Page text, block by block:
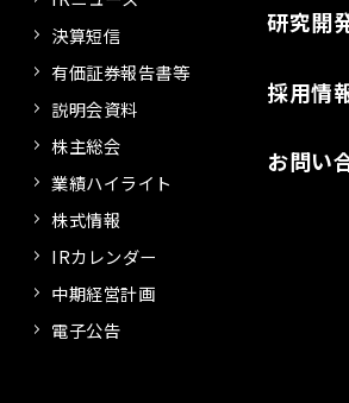
決算短信
有価証券報告書等
説明会資料
株主総会
業績ハイライト
株式情報
IRカレンダー
中期経営計画
電子公告
研究開
採用情
お問い